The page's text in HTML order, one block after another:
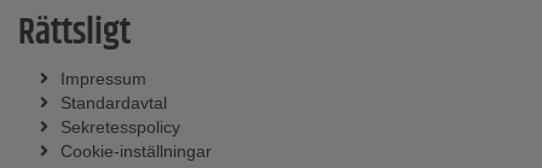
Rättsligt
Impressum
Standardavtal
Sekretesspolicy
Cookie-inställningar